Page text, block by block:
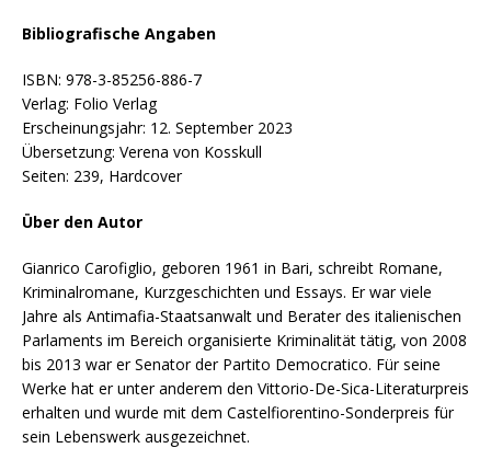
Bibliografische Angaben
ISBN: 978-3-85256-886-7
Verlag: Folio Verlag
Erscheinungsjahr: 12. September 2023
Übersetzung: Verena von Kosskull
Seiten: 239, Hardcover
Über den Autor
Gianrico Carofiglio, geboren 1961 in Bari, schreibt Romane,
Kriminalromane, Kurzgeschichten und Essays. Er war viele
Jahre als Antimafia-Staatsanwalt und Berater des italienischen
Parlaments im Bereich organisierte Kriminalität tätig, von 2008
bis 2013 war er Senator der Partito Democratico. Für seine
Werke hat er unter anderem den Vittorio-De-Sica-Literaturpreis
erhalten und wurde mit dem Castelfiorentino-Sonderpreis für
sein Lebenswerk ausgezeichnet.